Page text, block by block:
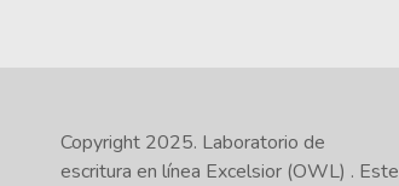
Copyright 2025. Laboratorio de
escritura en línea Excelsior (OWL) . Este